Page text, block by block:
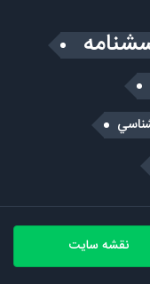
نقشه سایت